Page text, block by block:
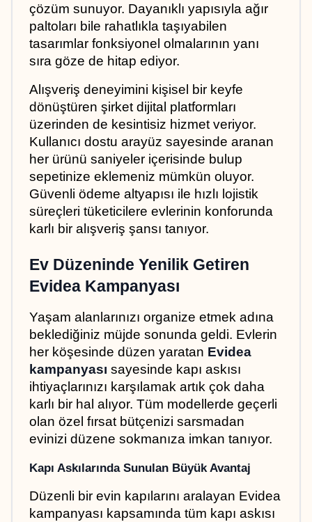
çözüm sunuyor. Dayanıklı yapısıyla ağır
paltoları bile rahatlıkla taşıyabilen
tasarımlar fonksiyonel olmalarının yanı
sıra göze de hitap ediyor.
Alışveriş deneyimini kişisel bir keyfe
dönüştüren şirket dijital platformları
üzerinden de kesintisiz hizmet veriyor.
Kullanıcı dostu arayüz sayesinde aranan
her ürünü saniyeler içerisinde bulup
sepetinize eklemeniz mümkün oluyor.
Güvenli ödeme altyapısı ile hızlı lojistik
süreçleri tüketicilere evlerinin konforunda
karlı bir alışveriş şansı tanıyor.
Ev Düzeninde Yenilik Getiren
Evidea Kampanyası
Yaşam alanlarınızı organize etmek adına
beklediğiniz müjde sonunda geldi. Evlerin
her köşesinde düzen yaratan Evidea
kampanyası sayesinde kapı askısı
ihtiyaçlarınızı karşılamak artık çok daha
karlı bir hal alıyor. Tüm modellerde geçerli
olan özel fırsat bütçenizi sarsmadan
evinizi düzene sokmanıza imkan tanıyor.
Kapı Askılarında Sunulan Büyük Avantaj
Düzenli bir evin kapılarını aralayan Evidea
kampanyası kapsamında tüm kapı askısı